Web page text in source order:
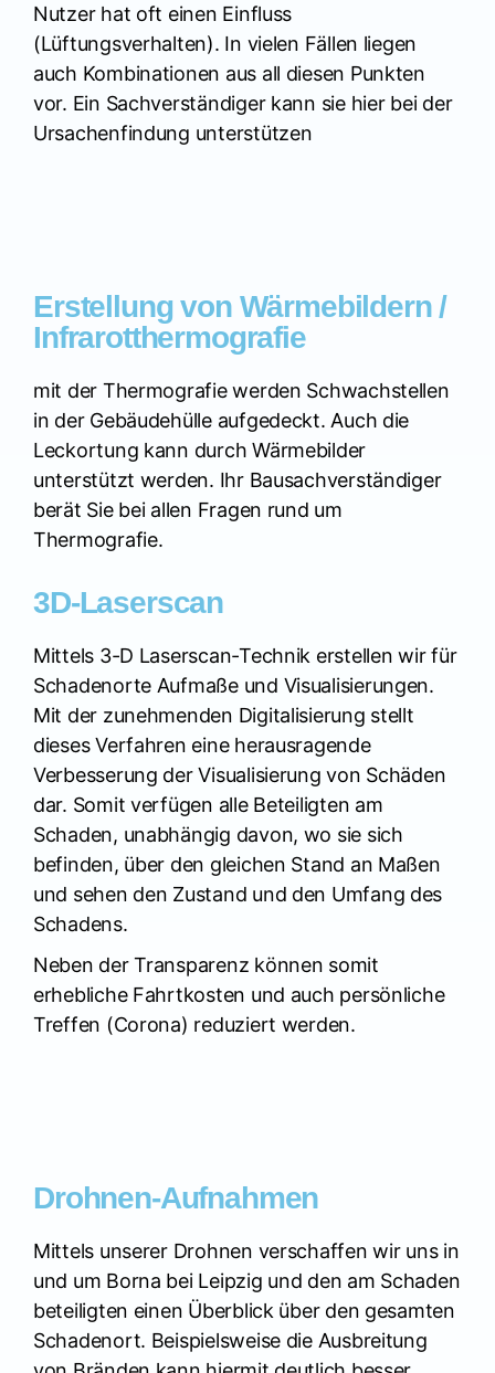
Nutzer hat oft einen Einfluss
(Lüftungsverhalten). In vielen Fällen liegen
auch Kombinationen aus all diesen Punkten
vor. Ein Sachverständiger kann sie hier bei der
Ursachenfindung unterstützen
Erstellung von Wärmebildern /
Infrarotthermografie
mit der Thermografie werden Schwachstellen
in der Gebäudehülle aufgedeckt. Auch die
Leckortung kann durch Wärmebilder
unterstützt werden. Ihr Bausachverständiger
berät Sie bei allen Fragen rund um
Thermografie.
3D-Laserscan
Mittels 3-D Laserscan-Technik erstellen wir für
Schadenorte Aufmaße und Visualisierungen.
Mit der zunehmenden Digitalisierung stellt
dieses Verfahren eine herausragende
Verbesserung der Visualisierung von Schäden
dar. Somit verfügen alle Beteiligten am
Schaden, unabhängig davon, wo sie sich
befinden, über den gleichen Stand an Maßen
und sehen den Zustand und den Umfang des
Schadens.
Neben der Transparenz können somit
erhebliche Fahrtkosten und auch persönliche
Treffen (Corona) reduziert werden.
Drohnen-Aufnahmen
Mittels unserer Drohnen verschaffen wir uns in
und um Borna bei Leipzig und den am Schaden
beteiligten einen Überblick über den gesamten
Schadenort. Beispielsweise die Ausbreitung